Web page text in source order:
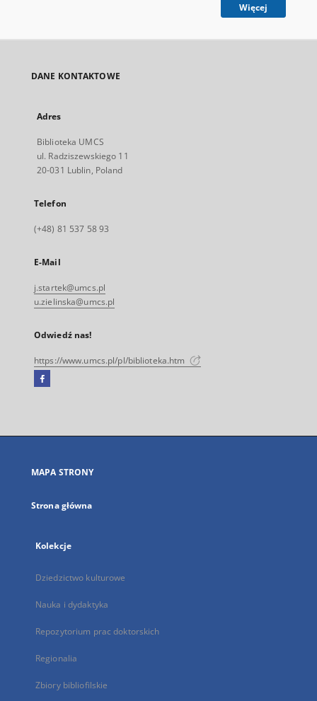
Więcej
DANE KONTAKTOWE
Adres
Biblioteka UMCS
ul. Radziszewskiego 11
20-031 Lublin, Poland
Telefon
(+48) 81 537 58 93
E-Mail
j.startek@umcs.pl
u.zielinska@umcs.pl
Odwiedź nas!
https://www.umcs.pl/pl/biblioteka.htm
Facebook
się
karcie
MAPA STRONY
Strona główna
Kolekcje
Dziedzictwo kulturowe
Nauka i dydaktyka
Repozytorium prac doktorskich
Regionalia
Zbiory bibliofilskie